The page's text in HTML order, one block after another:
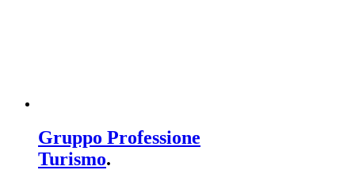
Gruppo Professione
Turismo.